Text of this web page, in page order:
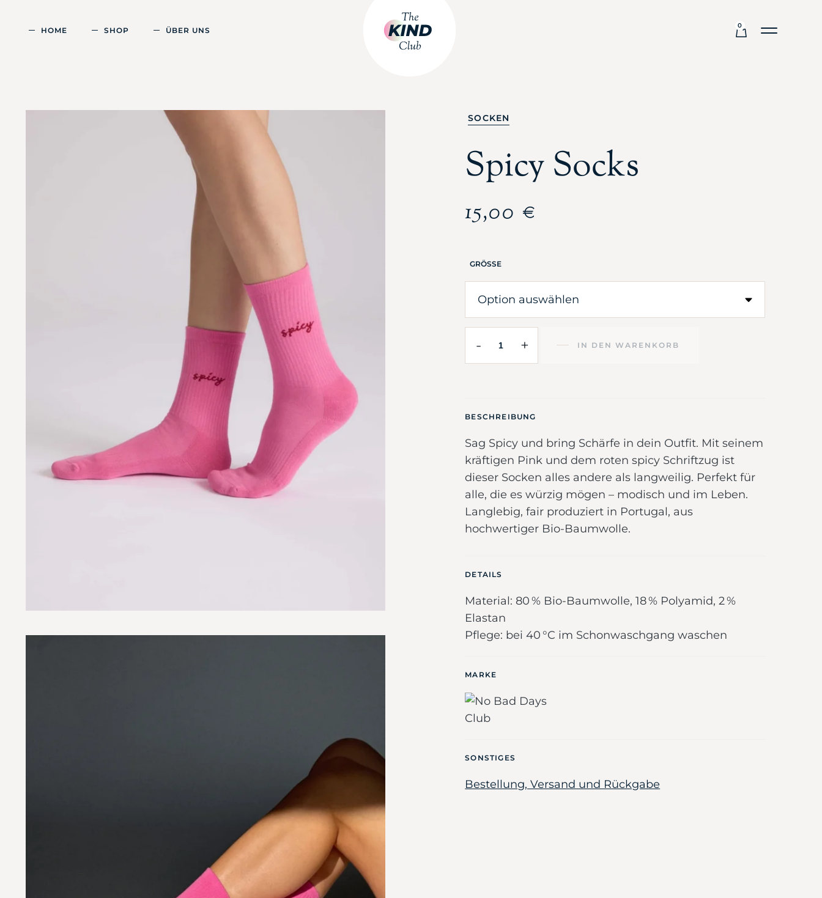
HOME SHOP ÜBER UNS 0
SOCKEN
Spicy Socks
15,00 €
GRÖSSE
- + IN DEN WARENKORB
BESCHREIBUNG
Sag Spicy und bring Schärfe in dein Outfit. Mit seinem
kräftigen Pink und dem roten spicy Schriftzug ist
dieser Socken alles andere als langweilig. Perfekt für
alle, die es würzig mögen – modisch und im Leben.
Langlebig, fair produziert in Portugal, aus
hochwertiger Bio-Baumwolle.
DETAILS
Material: 80 % Bio-Baumwolle, 18 % Polyamid, 2 %
Elastan
Pflege: bei 40 °C im Schonwaschgang waschen
MARKE
SONSTIGES
Bestellung, Versand und Rückgabe